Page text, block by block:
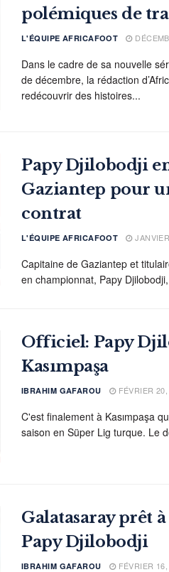
polémiques de
L'ÉQUIPE AFRICAFOOT
Dans le cadre de sa nouvelle
de décembre, la rédaction
redécouvrir des histoires...
Papy Djilobodji
Gaziantep pour
contrat
L'ÉQUIPE AFRICAFOOT
Capitaine de Gaziantep et
en championnat, Papy
Officiel: Papy
Kasımpaşa
IBRAHIM GAFAROU FÉVRIER 20,
C'est finalement à Kasımpaşa
saison en Süper Lig turque. Le
Galatasaray prêt
Papy Djilobodji
IBRAHIM GAFAROU FÉVRIER 16,